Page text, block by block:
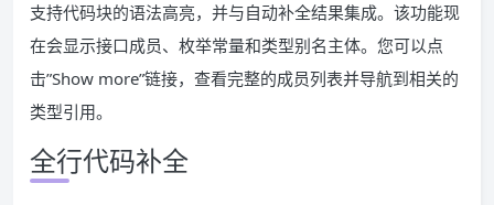
支持代码块的语法高亮，并与自动补全结果集成。该功能现
在会显示接口成员、枚举常量和类型别名主体。您可以点
击”Show more”链接，查看完整的成员列表并导航到相关的
类型引用。
全行代码补全